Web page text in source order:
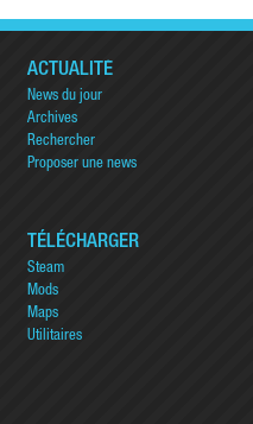
ACTUALITÉ
News du jour
Archives
Rechercher
Proposer une news
TÉLÉCHARGER
Steam
Mods
Maps
Utilitaires